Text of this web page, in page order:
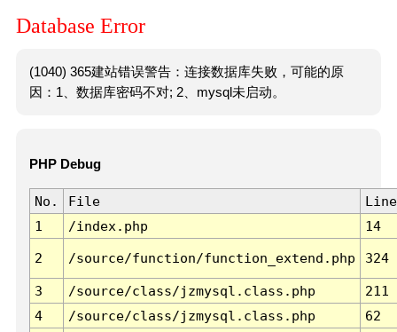
Database Error
(1040) 365建站错误警告：连接数据库失败，可能的原
因：1、数据库密码不对; 2、mysql未启动。
PHP Debug
No. File
Line
1
/index.php 14
2 /source/function/function_extend.php 324
3 /source/class/jzmysql.class.php
211
4
/source/class/jzmysql.class.php
62